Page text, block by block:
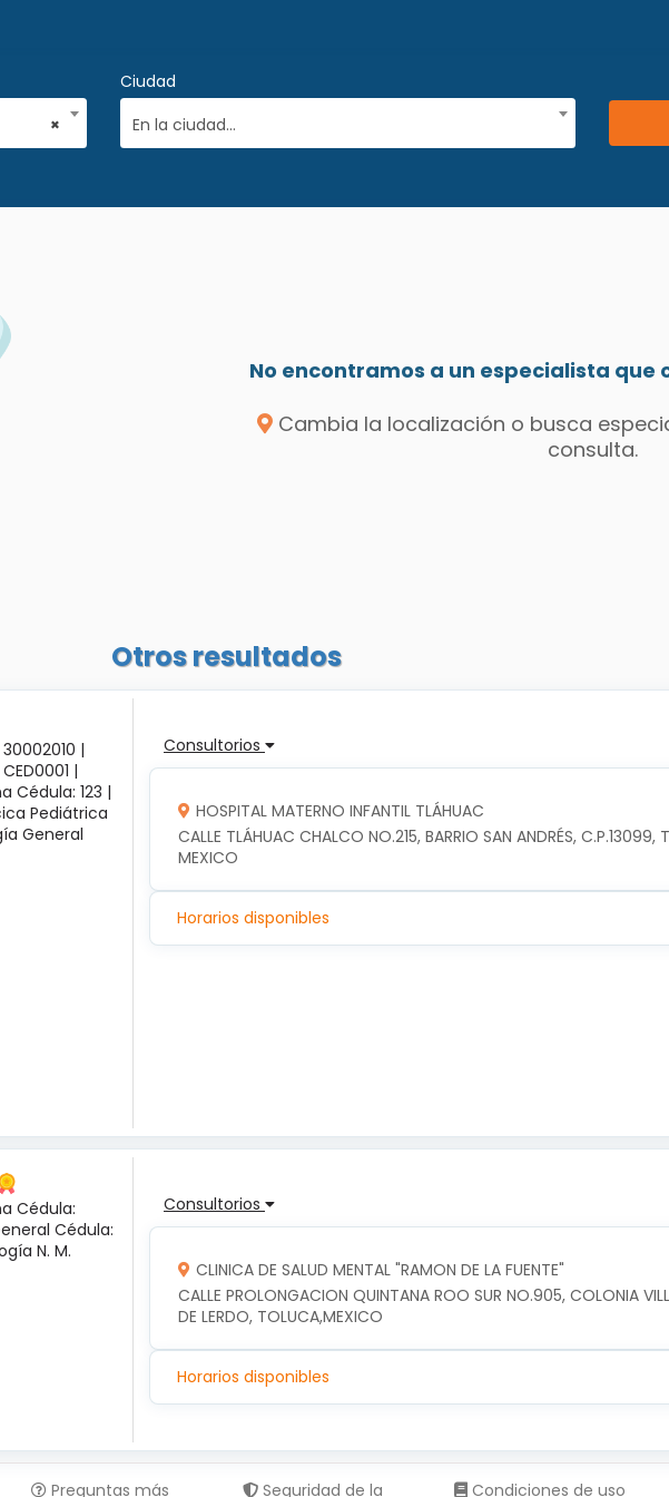
×
Ciudad
En la ciudad...
No encontramos a un especialista que
Cambia la localización o busca
consulta.
Otros resultados
|
|
Cédula: 123 |
Pediátrica
General
Consultorios
HOSPITAL MATERNO INFANTIL TLÁHUAC
CALLE TLÁHUAC CHALCO NO.215, BARRIO SAN ANDRÉS, C.P.13099,
MEXICO
Horarios disponibles
Cédula:
Cédula:
N. M.
Consultorios
CLINICA DE SALUD MENTAL "RAMON DE LA FUENTE"
CALLE PROLONGACION QUINTANA ROO SUR NO.905, COLONIA
DE LERDO, TOLUCA,MEXICO
Horarios disponibles
Preguntas más Seguridad de la Condiciones de uso